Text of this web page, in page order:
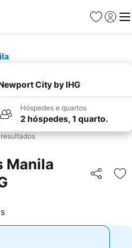
Favoritos
Iniciar
City by IHG
Hóspedes e quartos
2 hóspedes, 1 quarto.
Manila
Partilhar